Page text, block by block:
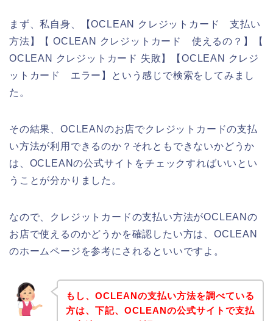
まず、私自身、【OCLEAN クレジットカード 支払い
方法】【 OCLEAN クレジットカード 使えるの？】【
OCLEAN クレジットカード 失敗】【OCLEAN クレジ
ットカード エラー】という感じで検索をしてみまし
た。
その結果、OCLEANのお店でクレジットカードの支払
い方法が利用できるのか？それともできないかどうか
は、OCLEANの公式サイトをチェックすればいいとい
うことが分かりました。
なので、クレジットカードの支払い方法がOCLEANの
お店で使えるのかどうかを確認したい方は、OCLEAN
のホームページを参考にされるといいですよ。
もし、OCLEANの支払い方法を調べている
方は、下記、OCLEANの公式サイトで支払